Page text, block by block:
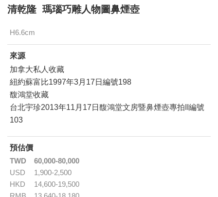
清乾隆 瑪瑙巧雕人物圖鼻煙壺
H6.6cm
來源
加拿大私人收藏
紐約蘇富比1997年3月17日編號198
馥鴻堂收藏
台北宇珍2013年11月17日馥鴻堂文房暨鼻煙壺專拍II編號
103
預估價
TWD
60,000-80,000
USD
1,900-2,500
HKD
14,600-19,500